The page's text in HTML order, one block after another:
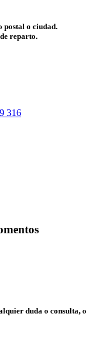
postal o ciudad.
reparto.
316
duda o consulta, o